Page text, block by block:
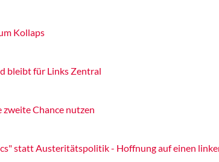
Kollaps
bleibt für Links Zentral
zweite Chance nutzen
statt Austeritätspolitik - Hoffnung auf einen